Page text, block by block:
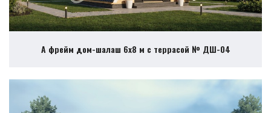
А фрейм дом-шалаш 6х8 м с террасой № ДШ-04